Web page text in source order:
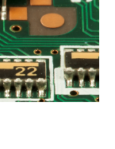
在品牌竞争激烈的当下，如何通过科学管理让品牌成为消费者心中不可替代的存在？
杂谈
在复杂情境中，我们该如何做出符合伦理的决策？